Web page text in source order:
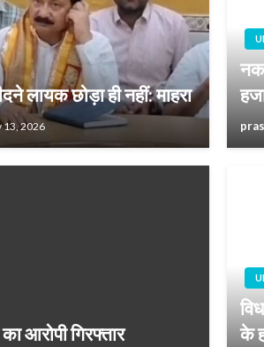
लायक छोड़ा ही नहीं: माहरा
13, 2026
आरोपी गिरफ्तार
के